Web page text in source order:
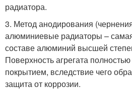
радиатора.
3. Метод анодирования
алюминиевые радиаторы –
составе алюминий высшей
Поверхность агрегата
покрытием, вследствие чего
защита от коррозии.